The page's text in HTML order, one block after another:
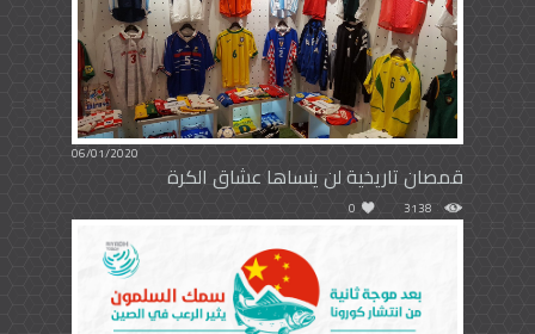
06/01/2020
قمصان تاريخية لن ينساها عشاق الكرة
3138
0